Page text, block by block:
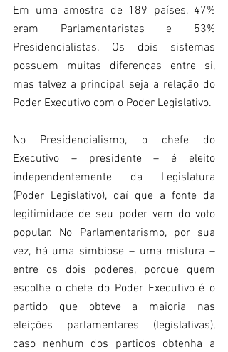
Em uma amostra de 189 países, 47%
eram Parlamentaristas e 53%
Presidencialistas. Os dois sistemas
possuem muitas diferenças entre si,
mas talvez a principal seja a relação do
Poder Executivo com o Poder Legislativo.
No Presidencialismo, o chefe do
Executivo – presidente – é eleito
independentemente da Legislatura
(Poder Legislativo), daí que a fonte da
legitimidade de seu poder vem do voto
popular. No Parlamentarismo, por sua
vez, há uma simbiose – uma mistura –
entre os dois poderes, porque quem
escolhe o chefe do Poder Executivo é o
partido que obteve a maioria nas
eleições parlamentares (legislativas),
caso nenhum dos partidos obtenha a